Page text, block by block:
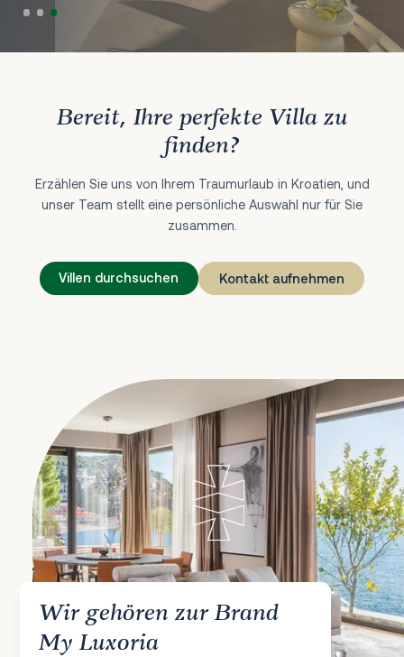
Bereit, Ihre perfekte Villa zu
finden?
Erzählen Sie uns von Ihrem Traumurlaub in Kroatien, und
unser Team stellt eine persönliche Auswahl nur für Sie
zusammen.
Villen durchsuchen Kontakt aufnehmen
Wir gehören zur Brand
My Luxoria